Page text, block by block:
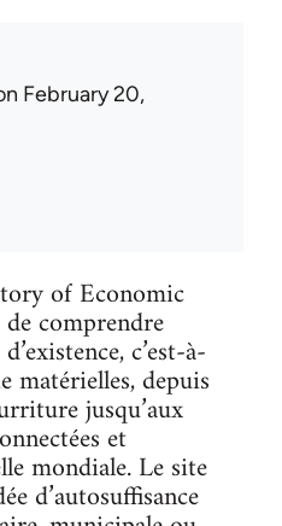
February 20,
of Economic
comprendre
c’est-à-
matérielles, depuis
jusqu’aux
et
mondiale. Le site
d’autosuffisance